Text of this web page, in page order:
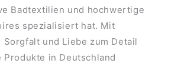
Badtextilien und hochwertige
spezialisiert hat. Mit
Sorgfalt und Liebe zum Detail
Produkte in Deutschland